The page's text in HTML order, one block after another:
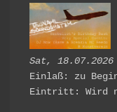
Sat,
Einlaß: zu
Eintritt: Wird